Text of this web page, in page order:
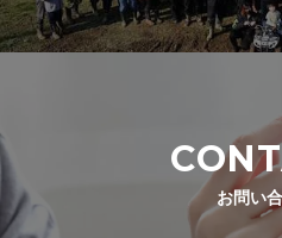
お問い